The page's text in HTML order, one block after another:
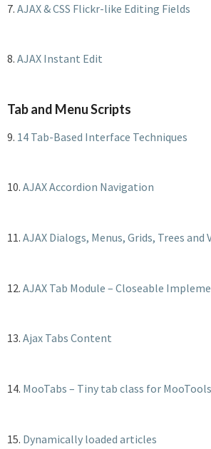
7. AJAX & CSS Flickr-like Editing Fields
8. AJAX Instant Edit
Tab and Menu Scripts
9. 14 Tab-Based Interface Techniques
10. AJAX Accordion Navigation
11. AJAX Dialogs, Menus, Grids, Trees and
12. AJAX Tab Module – Closeable
13. Ajax Tabs Content
14. MooTabs – Tiny tab class for MooTools
15. Dynamically loaded articles